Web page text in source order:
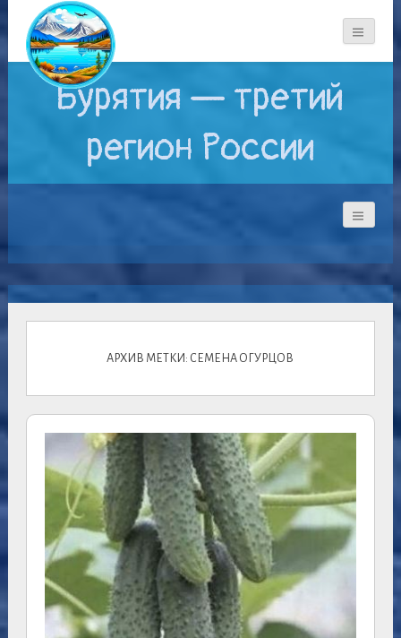
Бурятия — третий
регион России
АРХИВ МЕТКИ: СЕМЕНА ОГУРЦОВ